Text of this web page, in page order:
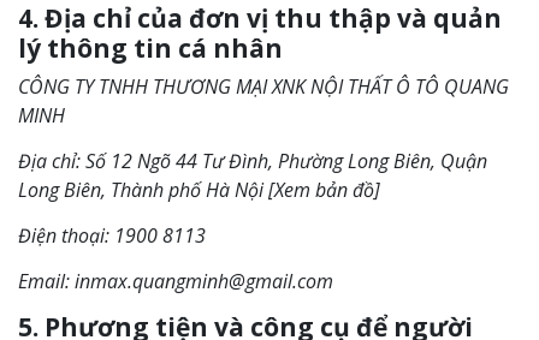
4. Địa chỉ của đơn vị thu thập và quản
lý thông tin cá nhân
CÔNG TY TNHH THƯƠNG MẠI XNK NỘI THẤT Ô TÔ QUANG
MINH
Địa chỉ: Số 12 Ngõ 44 Tư Đình, Phường Long Biên, Quận
Long Biên, Thành phố Hà Nội [Xem bản đồ]
Điện thoại: 1900 8113
Email: inmax.quangminh@gmail.com
5. Phương tiện và công cụ để người